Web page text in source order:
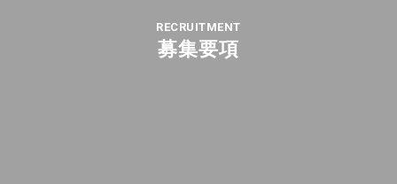
RECRUITMENT
募集要項